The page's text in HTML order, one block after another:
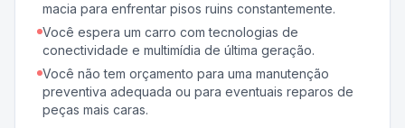
macia para enfrentar pisos ruins constantemente.
Você espera um carro com tecnologias de
conectividade e multimídia de última geração.
Você não tem orçamento para uma manutenção
preventiva adequada ou para eventuais reparos de
peças mais caras.